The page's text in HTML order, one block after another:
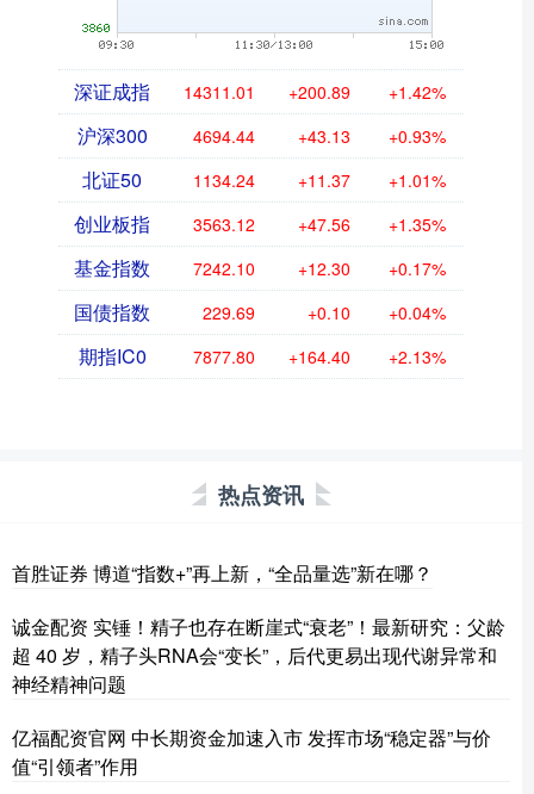
深证成指 14311.01 +200.89 +1.42%
沪深300 4694.44 +43.13 +0.93%
北证50 1134.24 +11.37 +1.01%
创业板指 3563.12 +47.56 +1.35%
基金指数 7242.10 +12.30 +0.17%
国债指数 229.69 +0.10 +0.04%
期指IC0 7877.80 +164.40 +2.13%
热点资讯
首胜证券 博道“指数+”再上新，“全品量选”新在哪？
诚金配资 实锤！精子也存在断崖式“衰老”！最新研究：父龄
超 40 岁，精子头RNA会“变长”，后代更易出现代谢异常和
神经精神问题
亿福配资官网 中长期资金加速入市 发挥市场“稳定器”与价
值“引领者”作用